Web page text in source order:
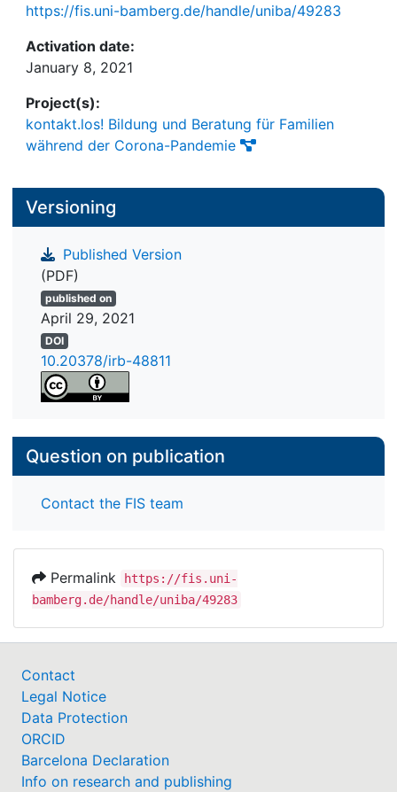
https://fis.uni-bamberg.de/handle/uniba/49283
Activation date:
January 8, 2021
Project(s):
kontakt.los! Bildung und Beratung für Familien
während der Corona-Pandemie
Versioning
Published Version
(PDF)
published on
April 29, 2021
DOI
10.20378/irb-48811
Question on publication
Contact the FIS team
Permalink
https://fis.uni-
bamberg.de/handle/uniba/49283
Contact
Legal Notice
Data Protection
ORCID
Barcelona Declaration
Info on research and publishing